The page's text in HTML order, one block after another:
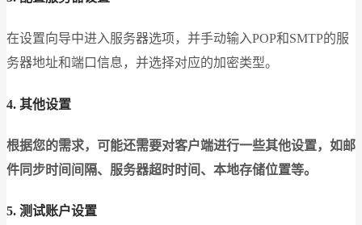
在设置向导中进入服务器选项，并手动输入POP和SMTP的服
务器地址和端口信息，并选择对应的加密类型。
4. 其他设置
根据您的需求，可能还需要对客户端进行一些其他设置，如邮
件同步时间间隔、服务器超时时间、本地存储位置等。
5. 测试账户设置